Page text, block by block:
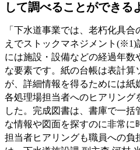
して調べることができる
「下水道事業では、老朽化具
えでストックマネジメント(※1)
には施設・設備などの経過年
な要素です。紙の台帳は表計算
が、詳細情報を得るためには
各処理場担当者へのヒアリング
した。完成図書は、書庫で一
な情報や図面を探すのに非常
担当者ヒアリングも職員への負